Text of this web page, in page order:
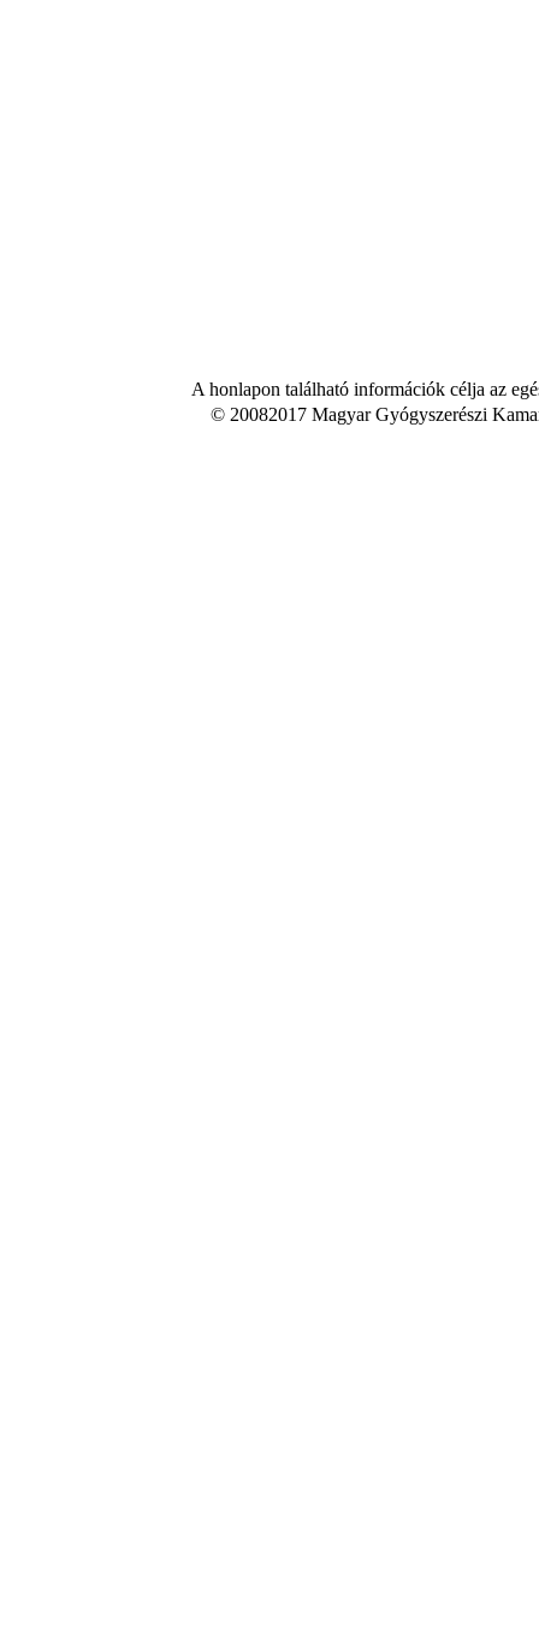
A honlapon található információk célja az
© 20082017 Magyar Gyógyszerészi